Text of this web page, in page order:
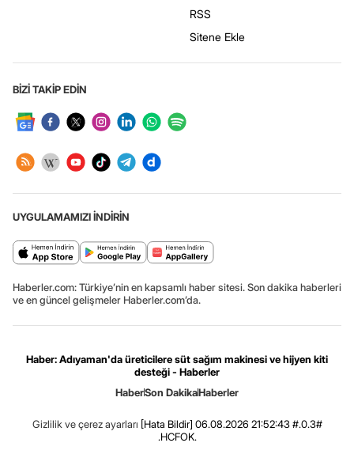
RSS
Sitene Ekle
BİZİ TAKİP EDİN
UYGULAMAMIZI İNDİRİN
Haberler.com: Türkiye’nin en kapsamlı haber sitesi. Son dakika haberleri
ve en güncel gelişmeler Haberler.com’da.
Haber: Adıyaman'da üreticilere süt sağım makinesi ve hijyen kiti
desteği - Haberler
HaberSon DakikaHaberler
Gizlilik ve çerez ayarları [Hata Bildir] 06.08.2026 21:52:43 #.0.3#
.HCFOK.